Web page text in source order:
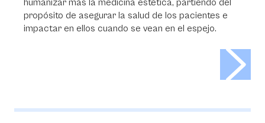
humanizar más la medicina estética, partiendo del
propósito de asegurar la salud de los pacientes e
impactar en ellos cuando se vean en el espejo.